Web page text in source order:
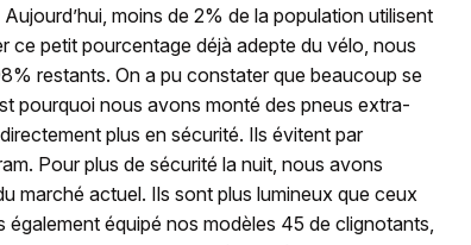
moins de 2% de la population utilisent
ce petit pourcentage déjà adepte du vélo, nous
restants. On a pu constater que beaucoup se
pourquoi nous avons monté des pneus extra-
plus en sécurité. Ils évitent par
Pour plus de sécurité la nuit, nous avons
marché actuel. Ils sont plus lumineux que ceux
équipé nos modèles 45 de clignotants,